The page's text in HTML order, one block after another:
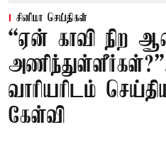
சினிமா செய்திகள்
“ஏன் காவி நிற
வாரியரிடம்
கேள்வி